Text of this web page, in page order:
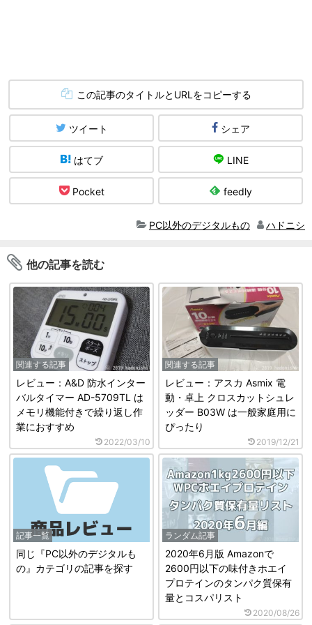
この記事のタイトルとURLをコピーする
ツイート シェア
はてブ LINE
Pocket feedly
PC以外のデジタルもの ハドニシ
他の記事を読む
関連する記事
レビュー：A&D 防水インター
バルタイマー AD-5709TL は
メモリ機能付きで繰り返し作
業におすすめ
2022/03/10
関連する記事
レビュー：アスカ Asmix 電
動・卓上 クロスカットシュレ
ッダー B03W は一般家庭用に
ぴったり
2019/12/21
記事一覧
同じ『PC以外のデジタルも
の』カテゴリの記事を探す
ランダム記事
2020年6月版 Amazonで
2600円以下の味付きホエイ
プロテインのタンパク質保有
量とコスパリスト
2020/08/26